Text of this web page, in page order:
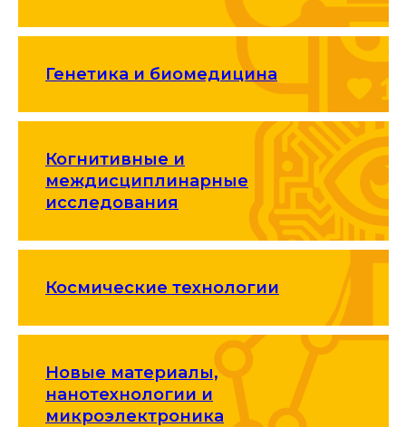
Генетика и биомедицина
Когнитивные и
междисциплинарные
исследования
Космические технологии
Новые материалы,
нанотехнологии и
микроэлектроника